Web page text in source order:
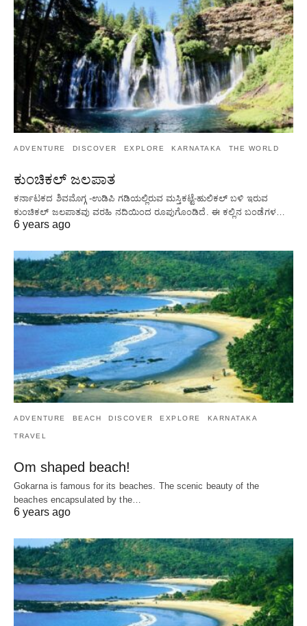
ADVENTURE DISCOVER EXPLORE KARNATAKA THE WORLD
ಕುಂಚಿಕಲ್ ಜಲಪಾತ
ಕರ್ನಾಟಕದ ಶಿವಮೊಗ್ಗ -ಉಡಿಪಿ ಗಡಿಯಲ್ಲಿರುವ ಮಸ್ತಿಕಟ್ಟೆ-ಹುಲಿಕಲ್ ಬಳಿ ಇರುವ
ಕುಂಚಿಕಲ್ ಜಲಪಾತವು ವರಹಿ ನದಿಯಿಂದ ರೂಪುಗೊಂಡಿದೆ. ಈ ಕಲ್ಲಿನ ಬಂಡೆಗಳ…
6 years ago
ADVENTURE BEACH DISCOVER EXPLORE KARNATAKA
TRAVEL
Om shaped beach!
Gokarna is famous for its beaches. The scenic beauty of the
beaches encapsulated by the…
6 years ago